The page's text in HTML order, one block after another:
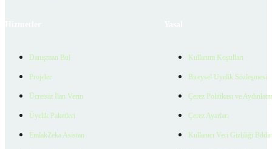
Danışman Bul
Projeler
Ücretsiz İlan Verin
Üyelik Paketleri
EmlakZeka Asistan
Kullanım Koşulları
Bireysel Üyelik Sözleşmesi
Çerez Politikası ve
Çerez Ayarları
Kullanıcı Veri Gizliliği